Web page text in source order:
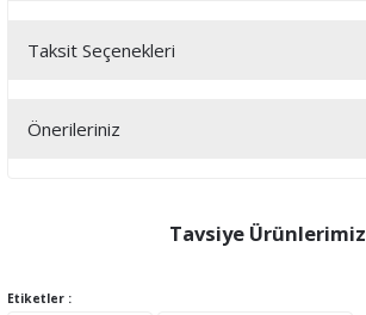
Bu ürüne ilk yorumu siz yapın!
Taksit Seçenekleri
Önerileriniz
tarafımıza iletebilirsiniz.
Görüş ve önerileriniz için teşekkür ederiz.
Tavsiye Ürünlerimiz
Etiketler :